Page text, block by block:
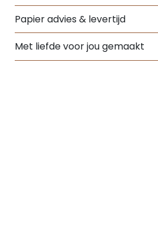
Papier advies & levertijd
Met liefde voor jou gemaakt